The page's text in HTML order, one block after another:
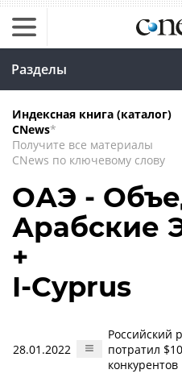
Разделы
Индексная книга (каталог)
CNews*
Получите все материалы
CNews по ключевому слову
ОАЭ -
Арабские
+
I-Cyprus
28.01.2022
Российский
потратил
конкурентов